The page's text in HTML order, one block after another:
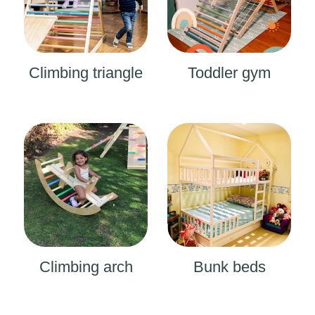
Climbing triangle Toddler gym
CLIMBING ARCH
Climbing arch
BUNK BEDS
Bunk beds